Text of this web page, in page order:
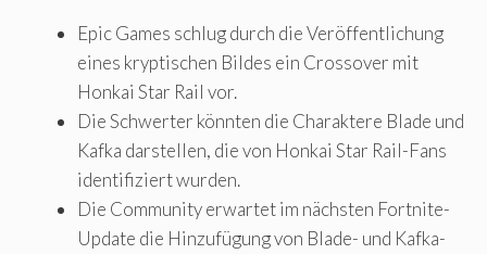
Epic Games schlug durch die Veröffentlichung
eines kryptischen Bildes ein Crossover mit
Honkai Star Rail vor.
Die Schwerter könnten die Charaktere Blade und
Kafka darstellen, die von Honkai Star Rail-Fans
identifiziert wurden.
Die Community erwartet im nächsten Fortnite-
Update die Hinzufügung von Blade- und Kafka-